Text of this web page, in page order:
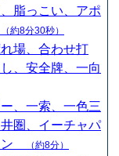
脂っこい、アポ
（約8分30秒）
場、合わせ打
、安全牌、一向
、一索、一色三
圏、イーチャパ
ン
（約8分）